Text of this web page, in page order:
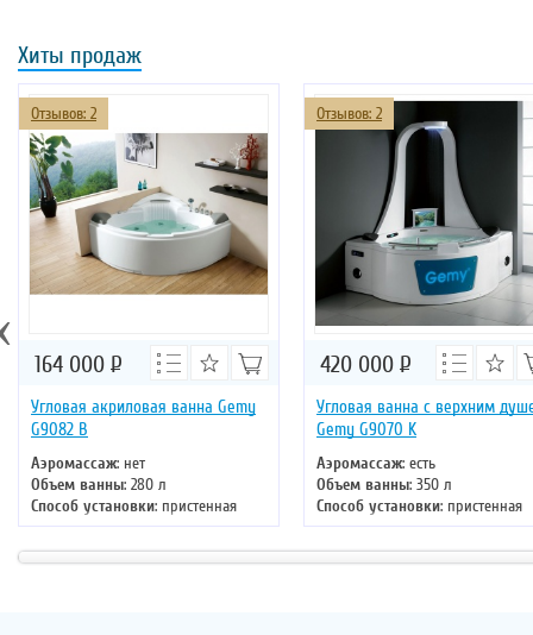
Хиты продаж
Отзывов: 2
Угловая акриловая ванна Gemy
G9082 B
Аэромассаж: нет
Объем ванны: 280 л
Способ установки: пристенная
Хромотерапия: нет
Длина: 152 см
Ширина: 152 см
164 000 Р
Отзывов: 2
Угловая ванна с верхним
Gemy G9070 K
Аэромассаж: есть
Объем ванны: 350 л
Способ установки: пристенная
Хромотерапия: есть
Длина: 161 см
Ширина: 161 см
420 000 Р